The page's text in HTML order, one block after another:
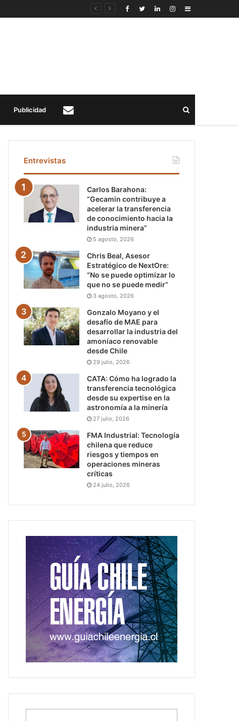
Sidebar
Publicidad
Entrevistas
Carlos Barahona:
“Gecamin contribuye a
acelerar la transferencia
de conocimiento hacia la
industria minera”
5 agosto, 2026
Chris Beal, Asesor
Estratégico de NextOre:
“No se puede optimizar lo
que no se puede medir”
3 agosto, 2026
Gonzalo Moyano y el
desafío de MAE para
desarrollar la industria del
amoníaco renovable
desde Chile
29 julio, 2026
CATA: Cómo ha logrado la
transferencia tecnológica
desde su expertise en la
astronomía a la minería
27 julio, 2026
FMA Industrial: Tecnología
chilena que reduce
riesgos y tiempos en
operaciones mineras
críticas
24 julio, 2026